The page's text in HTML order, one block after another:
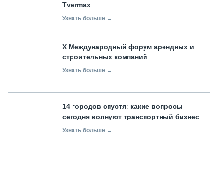
Tvermax
Узнать больше →
X Международный форум арендных и
строительных компаний
Узнать больше →
14 городов спустя: какие вопросы
сегодня волнуют транспортный бизнес
Узнать больше →